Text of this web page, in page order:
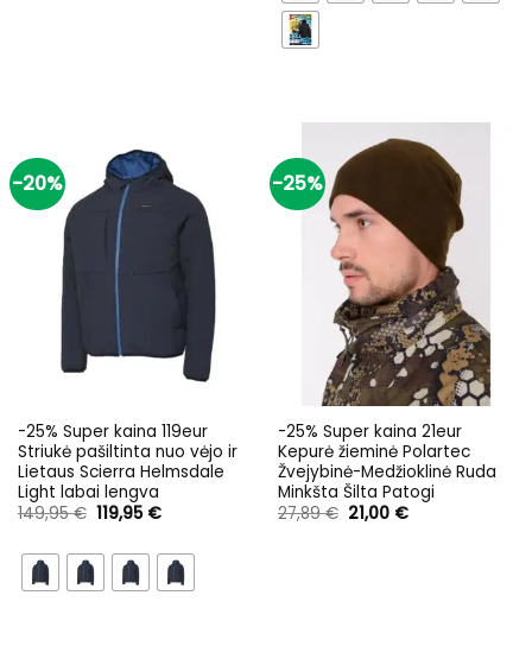
-20%
-25% Super kaina 119eur
Striukė pašiltinta nuo vėjo ir
Lietaus Scierra Helmsdale
Light labai lengva
149,95€ Original
price
149,95 €.
119,95 €Current
119,95 €.
-25%
-25% Super kaina 21eur
Kepurė žieminė Polartec
Žvejybinė-Medžioklinė Ruda
Minkšta Šilta Patogi
27,89€ Original
price
21,00 €Current